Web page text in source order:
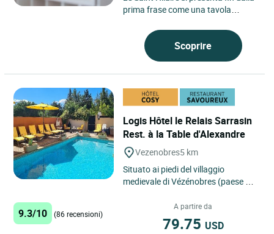
prima frase come una tavola
a Saint-Hilaire-de-Brethmas,...
Scoprire
Logis Hôtel le Relais Sarrasin
Rest. à la Table d'Alexandre
Vezenobres5 km
Situato ai piedi del villaggio
medievale di Vézénobres (paese dei
dimora privata dal...
9.3/10 (86 recensioni)
A partire da
79.75 USD